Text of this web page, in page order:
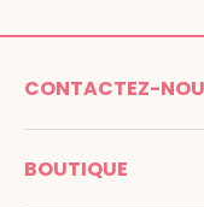
CONTACTEZ-
MONTESSORI SPIRIT
Promenade Jean
BOUTIQUE